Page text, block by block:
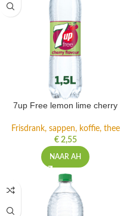
7up Free lemon lime cherry
Frisdrank, sappen, koffie, thee
€2,55
NAAR AH